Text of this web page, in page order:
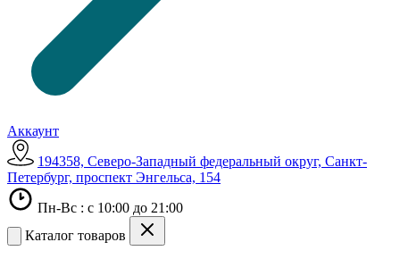
Аккаунт
194358, Северо-Западный федеральный округ, Санкт-
Петербург, проспект Энгельса, 154
Пн-Вс : с 10:00 до 21:00
Каталог товаров